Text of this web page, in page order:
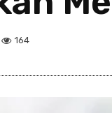
164